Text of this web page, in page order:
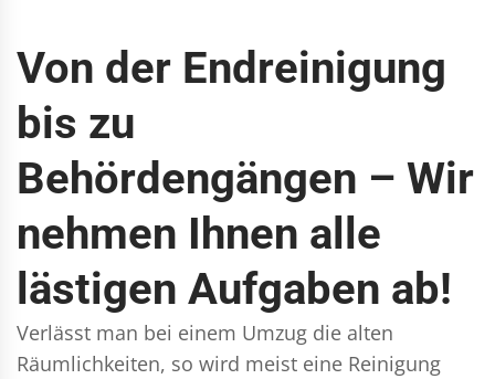
Von der Endreinigung
bis zu
Behördengängen – Wir
nehmen Ihnen alle
lästigen Aufgaben ab!
Verlässt man bei einem Umzug die alten
Räumlichkeiten, so wird meist eine Reinigung